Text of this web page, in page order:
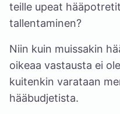
teille upeat
tallentaminen?
Niin kuin muissakin
oikeaa vastausta ei
kuitenkin varataan
hääbudjetista.